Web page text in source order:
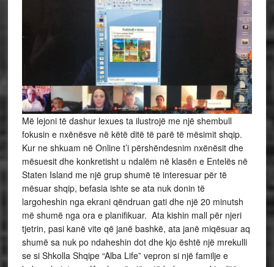
Më lejoni të dashur lexues ta ilustrojë me një shembull
fokusin e nxënësve në këtë ditë të parë të mësimit shqip.
Kur ne shkuam në Online t’i përshëndesnim nxënësit dhe
mësuesit dhe konkretisht u ndalëm në klasën e Entelës në
Staten Island me një grup shumë të interesuar për të
mësuar shqip, befasia ishte se ata nuk donin të
largoheshin nga ekrani qëndruan gati dhe një 20 minutsh
më shumë nga ora e planifikuar. Ata kishin mall për njeri
tjetrin, pasi kanë vite që janë bashkë, ata janë miqësuar aq
shumë sa nuk po ndaheshin dot dhe kjo është një mrekulli
se si Shkolla Shqipe “Alba Life” vepron si një familje e